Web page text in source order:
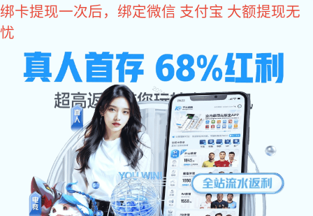
多多28
中国市场 产品展示 刀具
单刀系列
明月砍骨刀